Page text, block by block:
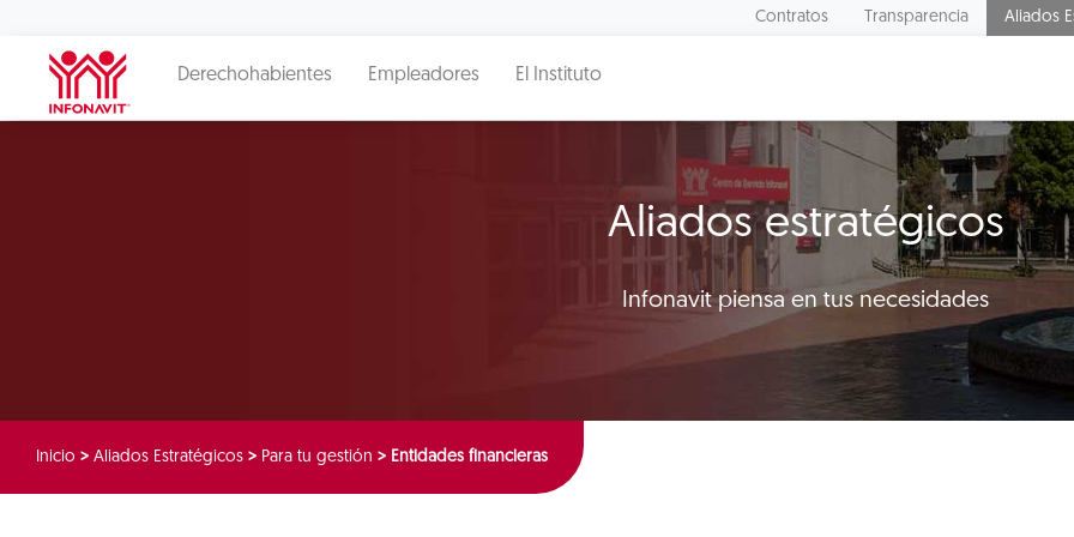
Contratos Transparencia Aliados
Derechohabientes Empleadores El Instituto
Aliados estratégicos
Infonavit piensa en tus necesidades
Inicio > Aliados Estratégicos > Para tu gestión > Entidades financieras